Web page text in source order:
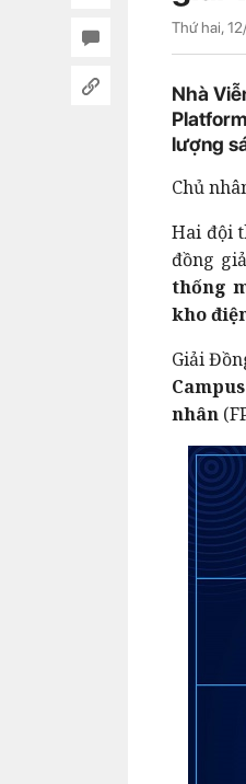
Thứ hai,
Nhà
lượng
Chủ
Hai đội
đồng
thống
kho
Giải
nhân